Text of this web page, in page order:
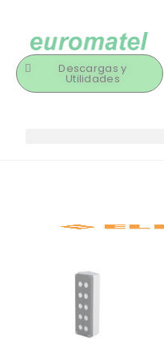
Descargas y
Utilidades